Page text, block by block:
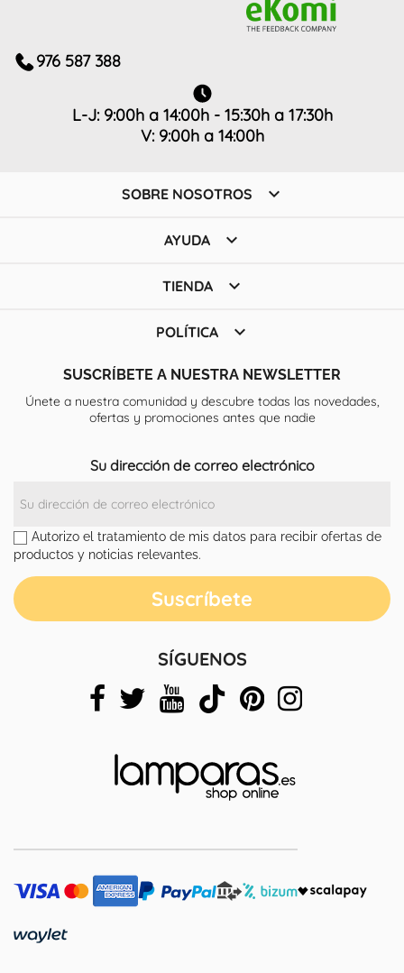
976 587 388
L-J: 9:00h a 14:00h - 15:30h a 17:30h
V: 9:00h a 14:00h
SOBRE NOSOTROS 
AYUDA 
TIENDA 
POLÍTICA 
SUSCRÍBETE A NUESTRA NEWSLETTER
Únete a nuestra comunidad y descubre todas las novedades,
ofertas y promociones antes que nadie
Su dirección de correo electrónico
Autorizo el tratamiento de mis datos para recibir ofertas de
productos y noticias relevantes.
SÍGUENOS